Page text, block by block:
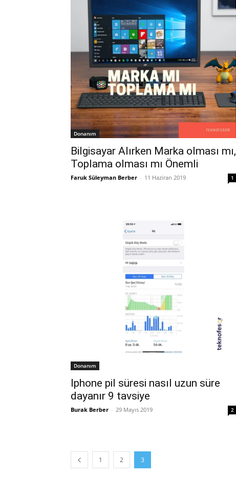
Donanım
Bilgisayar Alırken Marka olması mı,
Toplama olması mı Önemli
Faruk Süleyman Berber - 11 Haziran 2019 1
Donanım
Iphone pil süresi nasıl uzun süre
dayanır 9 tavsiye
Burak Berber - 29 Mayıs 2019 2
1 2 3